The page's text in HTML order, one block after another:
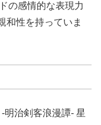
の感情的な表現力
和性を持っていま
明治剣客浪漫譚- 星